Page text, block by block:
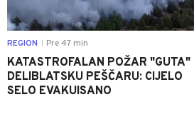
REGION Pre 47 min
KATASTROFALAN POŽAR "GUTA"
DELIBLATSKU PEŠČARU: CIJELO
SELO EVAKUISANO